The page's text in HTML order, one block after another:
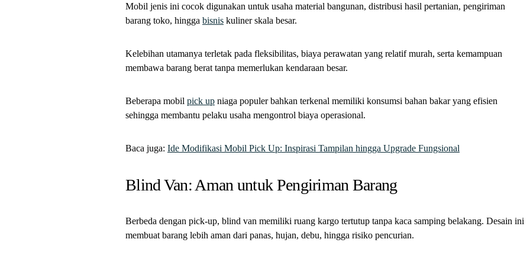
Mobil jenis ini cocok digunakan untuk usaha material bangunan, distribusi hasil pertanian, pengiriman
barang toko, hingga bisnis kuliner skala besar.
Kelebihan utamanya terletak pada fleksibilitas, biaya perawatan yang relatif murah, serta kemampuan
membawa barang berat tanpa memerlukan kendaraan besar.
Beberapa mobil pick up niaga populer bahkan terkenal memiliki konsumsi bahan bakar yang efisien
sehingga membantu pelaku usaha mengontrol biaya operasional.
Baca juga: Ide Modifikasi Mobil Pick Up: Inspirasi Tampilan hingga Upgrade Fungsional
Blind Van: Aman untuk Pengiriman Barang
Berbeda dengan pick-up, blind van memiliki ruang kargo tertutup tanpa kaca samping belakang. Desain ini
membuat barang lebih aman dari panas, hujan, debu, hingga risiko pencurian.